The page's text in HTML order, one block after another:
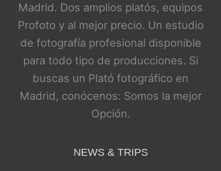
Madrid. Dos amplios platós, equipos
Profoto y al mejor precio. Un estudio
de fotografía profesional disponible
para todo tipo de producciones. Si
buscas un Plató fotográfico en
Madrid, conócenos: Somos la mejor
Opción.
NEWS & TRIPS